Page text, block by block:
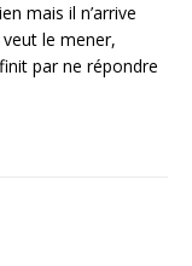
mais il n’arrive
le mener,
par ne répondre